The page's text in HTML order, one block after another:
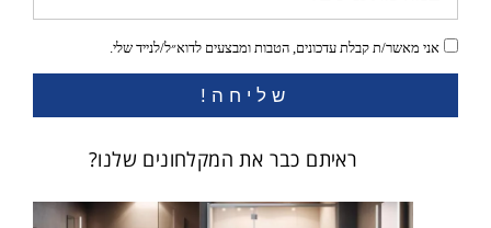
אני מאשר/ת קבלת עדכונים, הטבות ומבצעים לדוא״ל/לנייד שלי.
שליחה!
ראיתם כבר את המקלחונים שלנו?